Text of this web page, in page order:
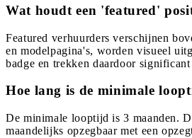
Wat houdt een 'featured'
Featured verhuurders verschijnen
en modelpagina's, worden visueel
badge en trekken daardoor
Hoe lang is de minimale
De minimale looptijd is 3 maanden.
maandelijks opzegbaar met een